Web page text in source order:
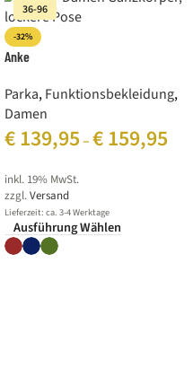
36-96
-32%
Anke
Parka,Funktionsbekleidung,
Damen
€139,95–€159,95
inkl. 19% MwSt.
zzgl.Versand
Lieferzeit: ca. 3-4 Werktage
Ausführung Wählen